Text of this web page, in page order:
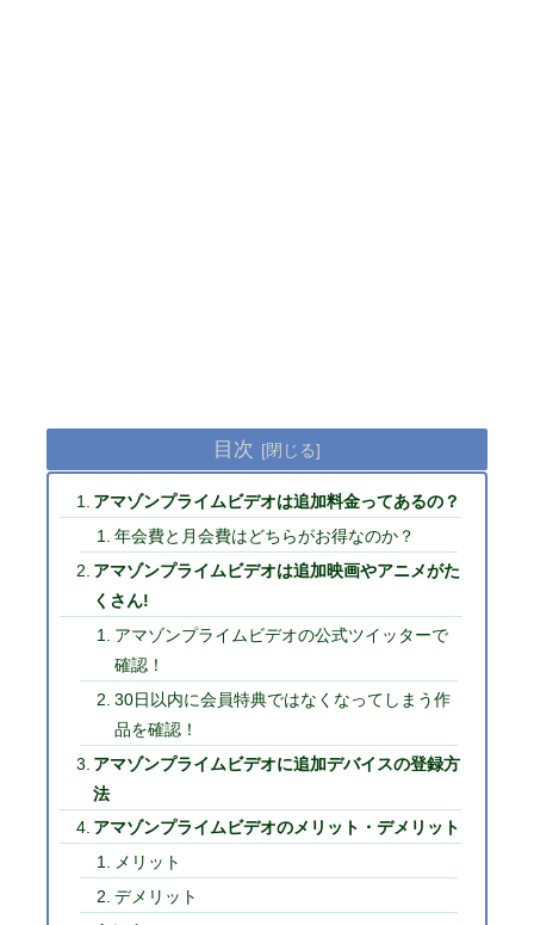
目次
アマゾンプライムビデオは追加料金ってあるの？
年会費と月会費はどちらがお得なのか？
アマゾンプライムビデオは追加映画やアニメがた
くさん!
アマゾンプライムビデオの公式ツイッターで
確認！
30日以内に会員特典ではなくなってしまう作
品を確認！
アマゾンプライムビデオに追加デバイスの登録方
法
アマゾンプライムビデオのメリット・デメリット
メリット
デメリット